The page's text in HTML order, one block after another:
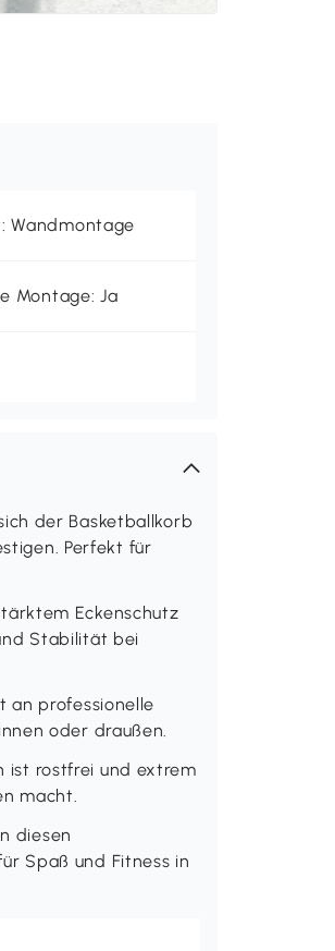
Wandmontage
Montage: Ja
der Basketballkorb
Perfekt für
Eckenschutz
Stabilität bei
an professionelle
oder draußen.
ist rostfrei und extrem
macht.
diesen
Spaß und Fitness in